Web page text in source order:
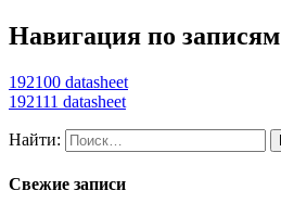
Навигация по записям
192100 datasheet
192111 datasheet
Найти:
Свежие записи